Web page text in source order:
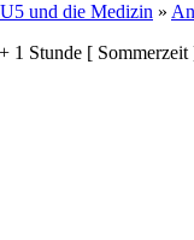
und die Medizin »
1 Stunde [ Sommerzeit